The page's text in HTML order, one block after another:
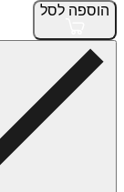
הוספה לסל